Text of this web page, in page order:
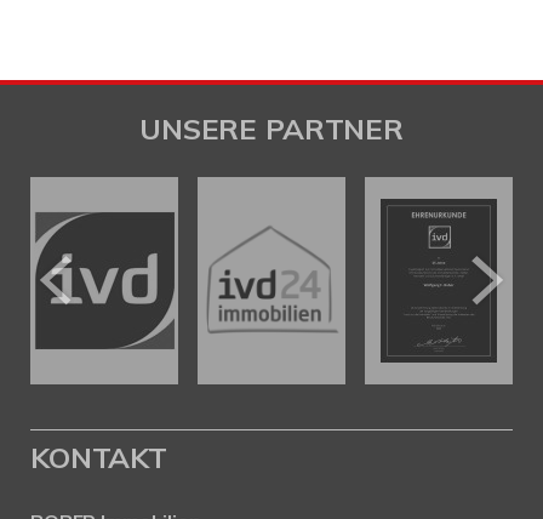
UNSERE PARTNER
KONTAKT